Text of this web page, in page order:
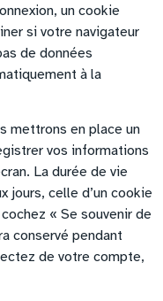
un cookie
si votre navigateur
de données
à la
mettrons en place un
vos informations
La durée de vie
jours, celle d’un cookie
« Se souvenir de
conservé pendant
de votre compte,